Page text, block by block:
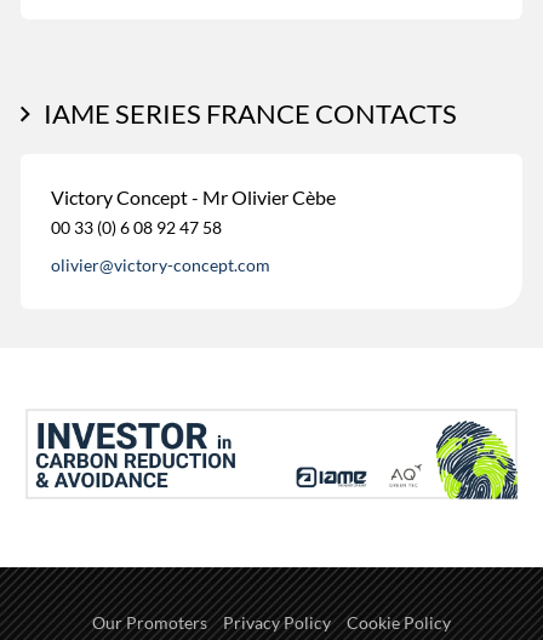
IAME SERIES FRANCE CONTACTS
Victory Concept - Mr Olivier Cèbe
00 33 (0) 6 08 92 47 58
olivier@victory-concept.com
Our Promoters Privacy Policy Cookie Policy